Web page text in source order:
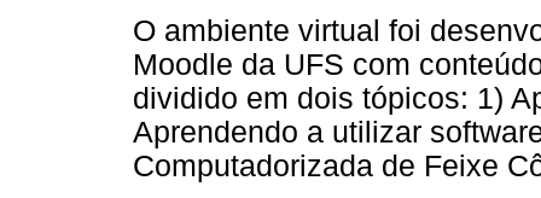
O ambiente virtual foi
Moodle da UFS com
dividido em dois tópicos: 1)
Aprendendo a utilizar
Computadorizada de Feixe